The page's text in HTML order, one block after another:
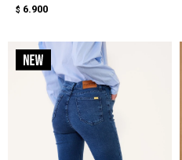
$ 6.900